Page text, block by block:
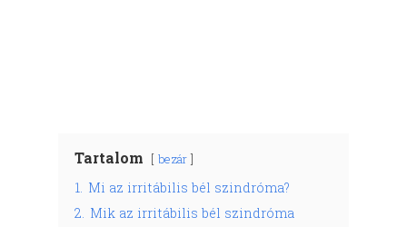
Tartalom bezár
1. Mi az irritábilis bél szindróma?
2. Mik az irritábilis bél szindróma